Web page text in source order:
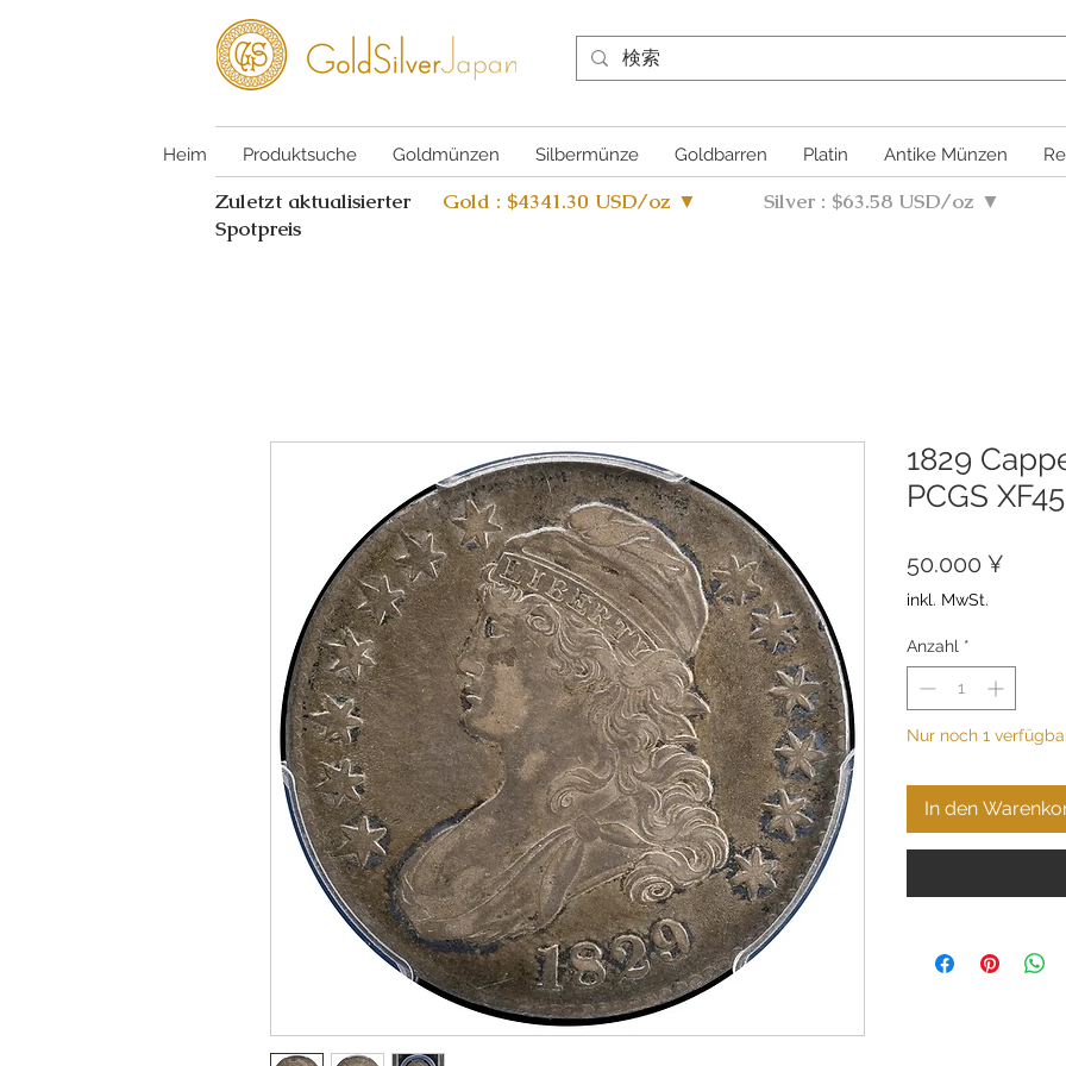
Heim Produktsuche Goldmünzen Silbermünze Goldbarren Platin Antike Münzen
Zuletzt aktualisierter
Spotpreis
Gold : $4341.30 USD/oz ▼ Silver : $63.58 USD/oz ▼
1829
PCGS
50.000 ¥
inkl. MwSt.
Anzahl *
Nur noch 1
In den